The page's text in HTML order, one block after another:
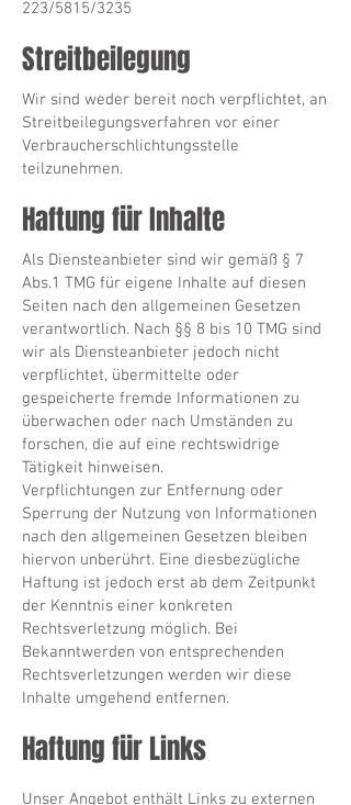
223/5815/3235​
Streitbeilegung
Wir sind weder bereit noch verpflichtet, an
Streitbeilegungsverfahren vor einer
Verbraucherschlichtungsstelle
teilzunehmen.
Haftung für Inhalte
Als Diensteanbieter sind wir gemäß § 7
Abs.1 TMG für eigene Inhalte auf diesen
Seiten nach den allgemeinen Gesetzen
verantwortlich. Nach §§ 8 bis 10 TMG sind
wir als Diensteanbieter jedoch nicht
verpflichtet, übermittelte oder
gespeicherte fremde Informationen zu
überwachen oder nach Umständen zu
forschen, die auf eine rechtswidrige
Tätigkeit hinweisen.
Verpflichtungen zur Entfernung oder
Sperrung der Nutzung von Informationen
nach den allgemeinen Gesetzen bleiben
hiervon unberührt. Eine diesbezügliche
Haftung ist jedoch erst ab dem Zeitpunkt
der Kenntnis einer konkreten
Rechtsverletzung möglich. Bei
Bekanntwerden von entsprechenden
Rechtsverletzungen werden wir diese
Inhalte umgehend entfernen.
Haftung für Links
Unser Angebot enthält Links zu externen